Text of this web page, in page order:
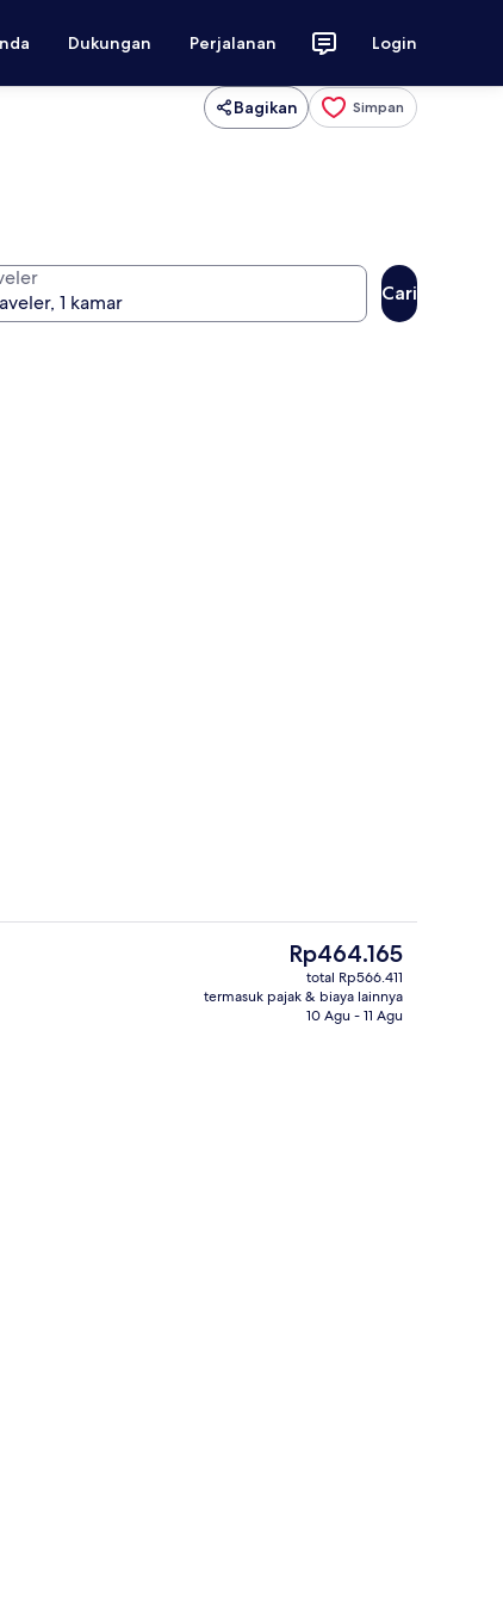
Dukungan Perjalanan Login
Bagikan Simpan
Cari
Melayani sarapan, makan siang, dan
Harga
saat
ini
Rp464.165
Rp464.165
total Rp566.411
termasuk pajak & biaya lainnya
10 Agu - 11 Agu